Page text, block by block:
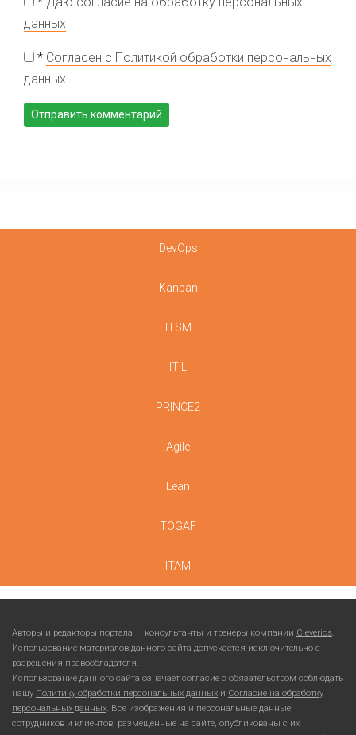
данных
* Согласен с Политикой обработки персональных
данных
DevOps
Kanban
ITSM
ITIL
PRINCE2
Agile
Lean
TOGAF
ITAM
Авторы и редакторы портала — консультанты и тренеры компании Cleverics.
Использование материалов данного сайта допускается исключительно с
разрешения правообладателя.
Использование данного сайта означает согласие с обязательством соблюдать
нашу Политику обработки персональных данных и Согласие на обработку
персональных данных. Все изображения и персональные данные
сотрудников и клиентов, размещенные на сайте, опубликованы с их